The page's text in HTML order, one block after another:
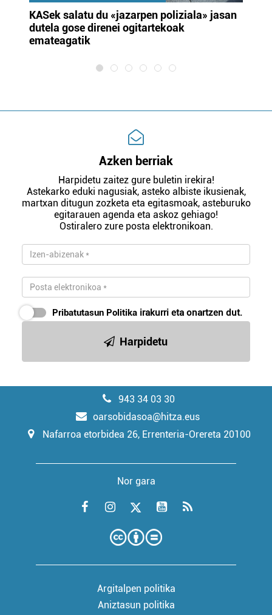
KASek salatu du «jazarpen poliziala» jasan
dutela gose direnei ogitartekoak
emateagatik
Azken berriak
Harpidetu zaitez gure buletin irekira!
Astekarko eduki nagusiak, asteko albiste ikusienak,
martxan ditugun zozketa eta egitasmoak, asteburuko
egitarauen agenda eta askoz gehiago!
Ostiralero zure posta elektronikoan.
Pribatutasun Politika irakurri eta onartzen dut.
Harpidetu
943 34 03 30
oarsobidasoa@hitza.eus
Nafarroa etorbidea 26, Errenteria-Orereta 20100
Nor gara
Argitalpen politika
Aniztasun politika